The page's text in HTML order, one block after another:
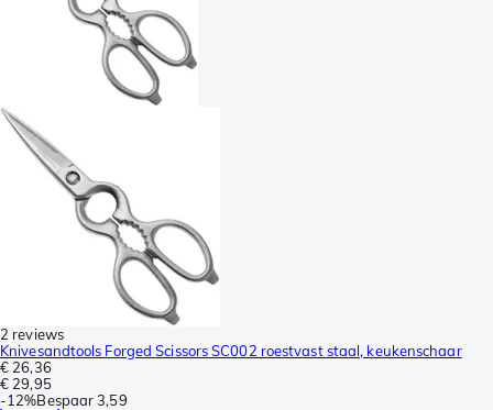
2 reviews
Knivesandtools Forged Scissors SC002 roestvast staal, keukenschaar
€ 26,36
€ 29,95
-12%Bespaar 3,59